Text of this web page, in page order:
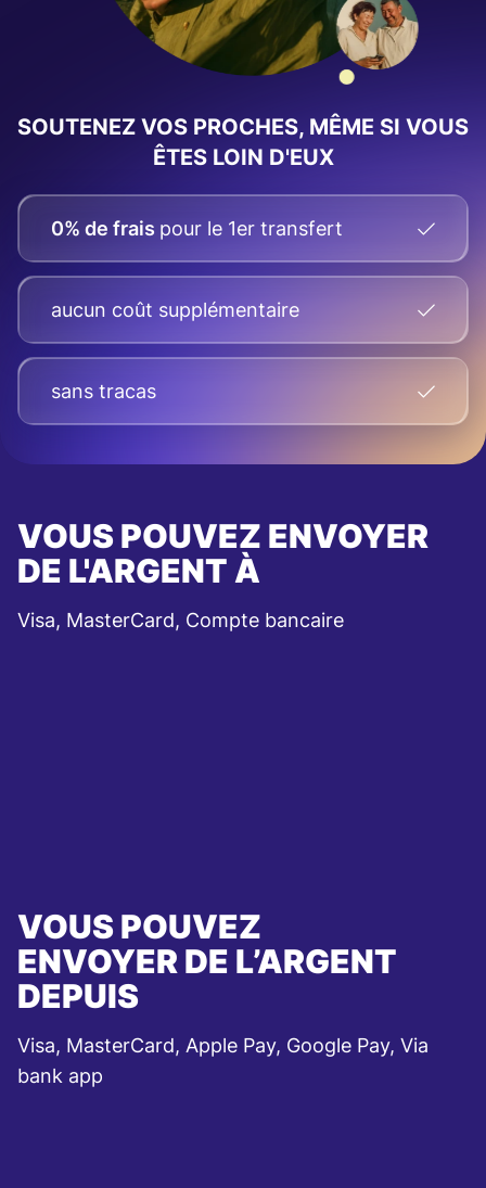
SOUTENEZ VOS PROCHES, MÊME SI VOUS
ÊTES LOIN D'EUX
0% de frais pour le 1er transfert
aucun coût supplémentaire
sans tracas
VOUS POUVEZ ENVOYER
DE L'ARGENT À
Visa, MasterCard, Compte bancaire
VOUS POUVEZ
ENVOYER DE L’ARGENT
DEPUIS
Visa, MasterCard, Apple Pay, Google Pay, Via
bank app